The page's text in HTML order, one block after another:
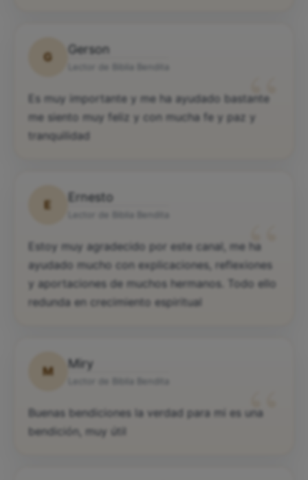
G
Gerson
“
Es muy importante y me ha ayudado bastante
me siento muy feliz y con mucha fe y paz y
tranquilidad
E
Ernesto
“
Estoy muy agradecido por este canal, me ha
ayudado mucho con explicaciones, reflexiones
y aportaciones de muchos hermanos. Todo ello
redunda en crecimiento espiritual
M
Miry
“
Buenas bendiciones la verdad para mi es una
bendición, muy útil